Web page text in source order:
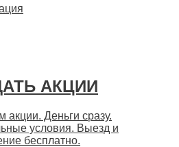
АКЦИИ
акции. Деньги сразу.
условия. Выезд и
бесплатно.